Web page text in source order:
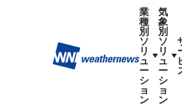
業
種
別
ソ
リ
ュ
ー
シ
ョ
ン
気
象
別
ソ
リ
ュ
ー
シ
ョ
ン